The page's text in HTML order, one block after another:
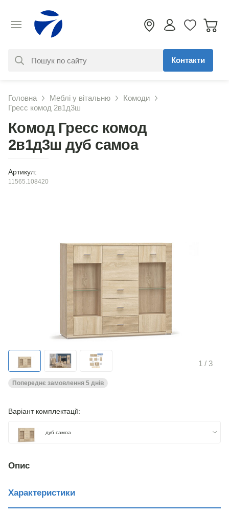
знайдено. Уточніть свій запит
Контакти
Головна Меблі у вітальню
Комоди
Гресс комод 2в1д3ш
Комод Гресс комод
2в1д3ш дуб самоа
Артикул:
11565.108420
1 / 3
Попереднє замовлення 5 днів
Варіант комплектації:
дуб самоа
Опис
Характеристики